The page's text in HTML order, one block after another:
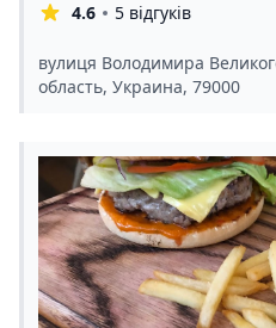
4.6 5 відгуків
вулиця Володимира
область, Украина, 79000